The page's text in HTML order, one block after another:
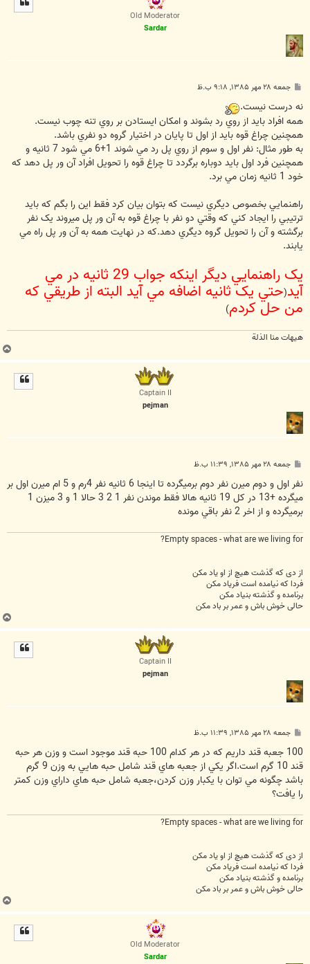
Old Moderator
Sardar
پ
ت
جمعه ۲۸ مهر ۱۳۸۵, ۹:۱۸ ب.ظ
نه درست نيست.
همه افراد بايد از روي رد بشوند و امکان ايستادن بر روي تنه چوب نيست.
همچنين چراغ قوه بايد از اول تا پايان در اختيار گروه دو نفري باشد.
به طور مثال: نفر اول و سوم از روي پل رد مي شوند 1+6 مي شود 7 ثانيه و
همچنين فرد اول بايد دوباره برگردد تا چراغ قوه را تحويل افراد آن ور پل دهد که
خود 1 ثانيه زمان مي برد.
راهنمايي بخصوص ديگري نيست که بتوان بيان کرد فقط اين را بگم که بايد
ترتيبي را ايجاد کني که وقتي دو نفر با چراغ قوه به آن ور پل ميروند يک نفر
برگشته و آن را تحويل گروه ديگري دهد.که در نهايت همه به آن ور پل راه مي
يابند.
يک راهنمايي ديگر اينکه جواب 29 ثانيه در مي
آيد(حتي يک ثانيه اضافه مي آيد البته از طريقي که
من حل کردم)
هیهات منا الذلة
ب
ا
Captain II
pejman
پ
ت
جمعه ۲۸ مهر ۱۳۸۵, ۱۱:۳۹ ب.ظ
نفر اول و دوم ميرن نفر دوم برميگرده تا اينجا 6 ثانيه نفر 4رم و 5 ام ميرن اول بر
ميگرده +13 در كل 19 ثانيه هالا فقط موندن نفر 1 2 3 حالا 1 و 3 ميزن 1
برميگرده و از اخر 2 نفر باقي مونده
Empty spaces - what are we living for?
از دی که گذشت هیچ از او یاد مکن
فردا که نیامده است فریاد مکن
برنامده و گذشته بنیاد مکن
حالی خوش باش و عمر بر باد مکن
ب
ا
Captain II
pejman
پ
ت
جمعه ۲۸ مهر ۱۳۸۵, ۱۱:۳۹ ب.ظ
100 جعبه قند داريم كه در هر كدام 100 حبه قند موجود است و وزن هر حبه
قند 10 گرم است.اگر يكي از جعبه هاي قند شامل حبه هايي به وزن 9 گرم
باشد چگونه مي توان با يكبار وزن كردن،جعبه شامل حبه هاي داراي وزن كمتر
را يافت؟
Empty spaces - what are we living for?
از دی که گذشت هیچ از او یاد مکن
فردا که نیامده است فریاد مکن
برنامده و گذشته بنیاد مکن
حالی خوش باش و عمر بر باد مکن
ب
ا
Old Moderator
Sardar